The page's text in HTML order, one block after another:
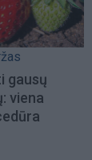
gausų
viena